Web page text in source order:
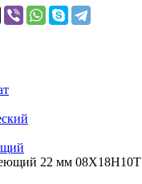
22 мм 08Х18Н10Т